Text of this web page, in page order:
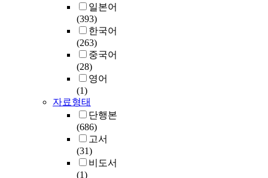
일본어
(393)
한국어
(263)
중국어
(28)
영어
(1)
자료형태
단행본
(686)
고서
(31)
비도서
(1)